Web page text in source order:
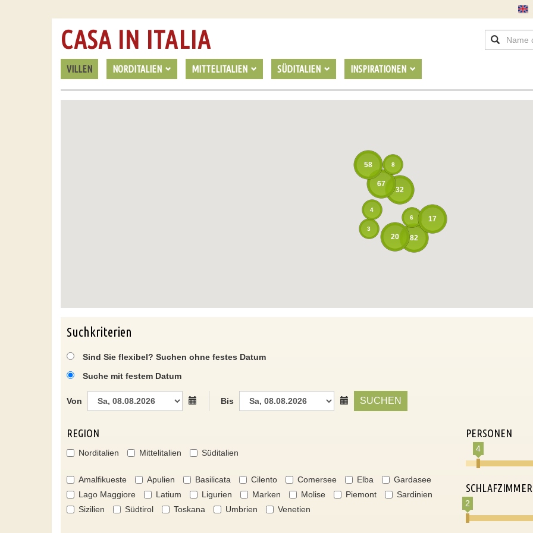
VILLEN NORDITALIEN MITTELITALIEN SÜDITALIEN INSPIRATIONEN
CASA IN ITALIA
32
67
8
82
6
58
17
20
3
4
Suchkriterien
Sind Sie flexibel? Suchen ohne festes Datum
Suche mit festem Datum
Von Bis SUCHEN
REGION
Norditalien Mittelitalien Süditalien
Amalfikueste Apulien Basilicata Cilento Comersee Elba
Gardasee
Lago Maggiore
Latium Ligurien Marken Molise Piemont
Sardinien
Sizilien
Südtirol Toskana Umbrien Venetien
PERSONEN
4
SCHLAFZIMMER
2